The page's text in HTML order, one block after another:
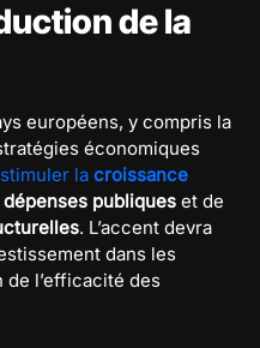
de la
européens, y compris la
économiques
stimuler la croissance
dépenses publiques et de
. L’accent devra
dans les
de l’efficacité des